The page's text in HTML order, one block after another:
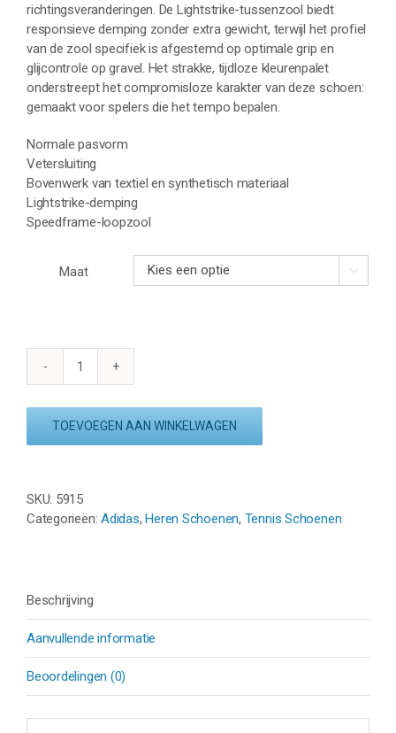
richtingsveranderingen. De Lightstrike-tussenzool biedt
responsieve demping zonder extra gewicht, terwijl het profiel
van de zool specifiek is afgestemd op optimale grip en
glijcontrole op gravel. Het strakke, tijdloze kleurenpalet
onderstreept het compromisloze karakter van deze schoen:
gemaakt voor spelers die het tempo bepalen.
Normale pasvorm
Vetersluiting
Bovenwerk van textiel en synthetisch materiaal
Lightstrike-demping
Speedframe-loopzool
Maat 
ADIDAS
5
-
ZWART
TOEVOEGEN AAN WINKELWAGEN
SKU: 5915
Categorieën:Adidas,Heren Schoenen, Tennis Schoenen
Beschrijving
Aanvullende informatie
Beoordelingen (0)